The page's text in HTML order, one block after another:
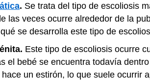
. Se trata del tipo de escoliosis
las veces ocurre alrededor de la
se desarrolla este tipo de
Este tipo de escoliosis ocurre
el bebé se encuentra todavía
un estirón, lo que suele ocurrir